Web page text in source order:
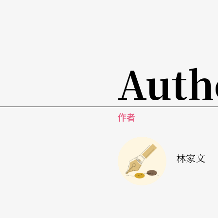
总括，最后但同样重要的，或更是重要的是
更没有偏见地去了解每一出制作的企图，给予
演艺术市场公资源不应长期是处于一个基本分
作者
林家文